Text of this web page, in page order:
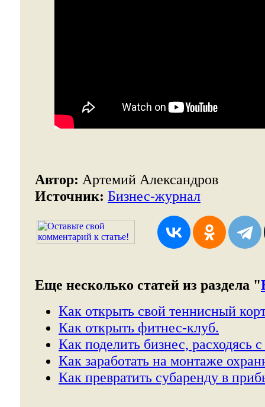
Автор: Артемий Александров
Источник: Бизнес-журнал
Еще несколько статей из раздела "
Как открыть свой теннисный
Как открыть фитнес-клуб.
Как поделить бизнес, расходясь
Как заработать на монтаже
Как превратить субаренду в